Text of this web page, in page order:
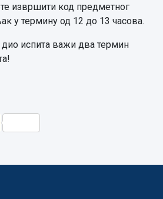
извршити код предметног
у термину од 12 до 13 часова.
испита важи два термин
Share